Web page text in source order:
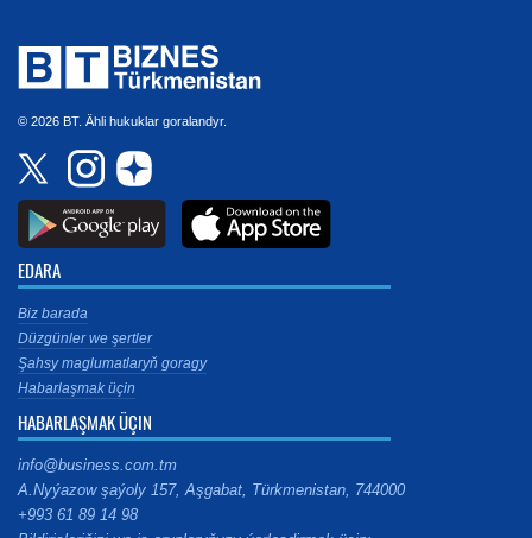
© 2026 BT. Ähli hukuklar goralandyr.
EDARA
Biz barada
Düzgünler we şertler
Şahsy maglumatlaryň goragy
Habarlaşmak üçin
HABARLAŞMAK ÜÇIN
info@business.com.tm
A.Nyýazow şaýoly 157, Aşgabat, Türkmenistan, 744000
+993 61 89 14 98